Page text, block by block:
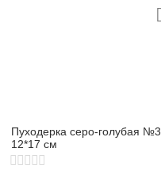
Пуходерка серо-голубая №3,
12*17 см